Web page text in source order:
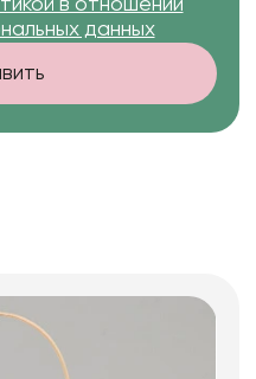
в отношении
данных